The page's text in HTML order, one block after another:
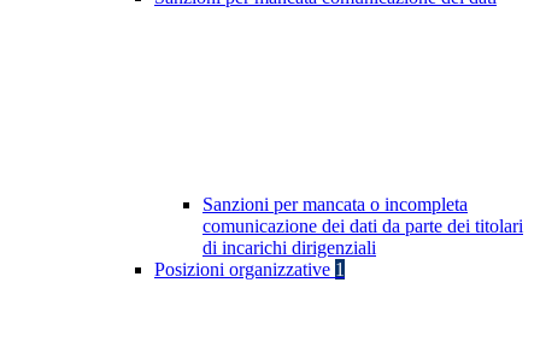
Sanzioni per mancata o incompleta
comunicazione dei dati da parte dei titolari
di incarichi dirigenziali
Posizioni organizzative 1